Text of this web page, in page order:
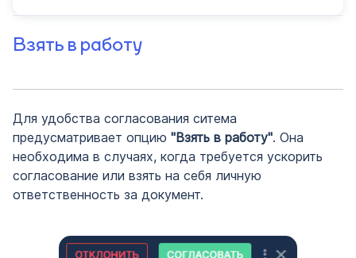
Взять в работу
Для удобства согласования ситема
предусматривает опцию "Взять в работу". Она
необходима в случаях, когда требуется ускорить
согласование или взять на себя личную
ответственность за документ.